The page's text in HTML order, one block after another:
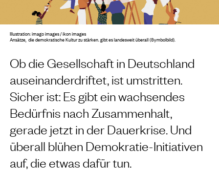
Ob die Gesellschaft in Deutschland
auseinanderdriftet, ist umstritten.
Sicher ist: Es gibt ein wachsendes
Bedürfnis nach Zusammenhalt,
gerade jetzt in der Dauerkrise. Und
überall blühen Demokratie-Initiativen
auf, die etwas dafür tun.
Illustration: imago images / ikon images
Ansätze, die demokratische Kultur zu stärken. gibt es landesweit überall (Symbolbild).